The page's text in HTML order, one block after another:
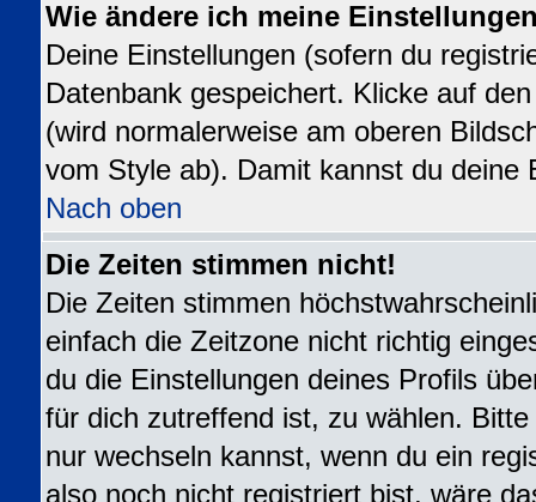
Wie ändere ich meine
Deine Einstellungen (sofern du
Datenbank gespeichert. Klicke auf
(wird normalerweise am oberen
vom Style ab). Damit kannst du deine
Nach oben
Die Zeiten stimmen nicht!
Die Zeiten stimmen
einfach die Zeitzone nicht richtig
du die Einstellungen deines Profils
für dich zutreffend ist, zu wählen.
nur wechseln kannst, wenn du ein
also noch nicht registriert bist, wäre